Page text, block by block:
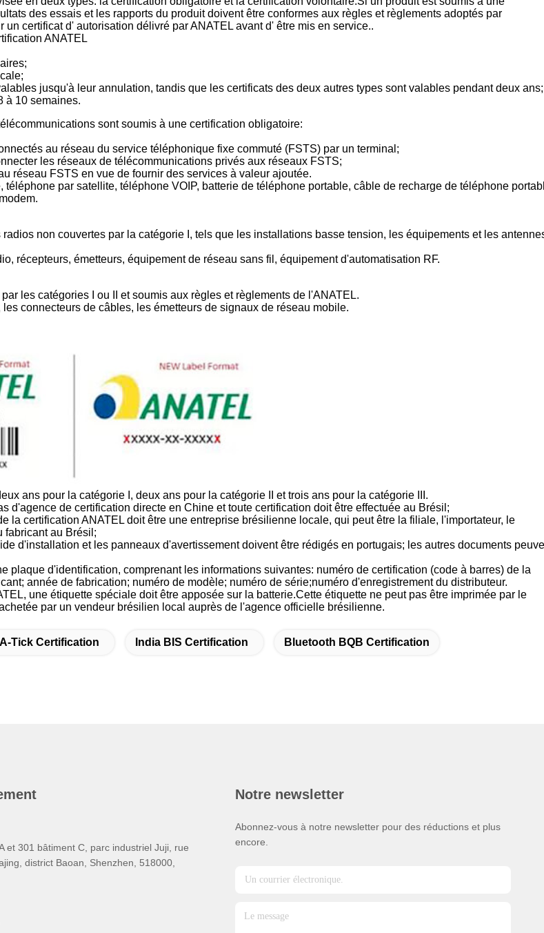
des essais et les rapports du produit doivent être conformes aux règles et règlements adoptés par
un certificat d' autorisation délivré par ANATEL avant d' être mis en service..
ANATEL
jusqu'à leur annulation, tandis que les certificats des deux autres types sont valables pendant deux ans;
à 10 semaines.
sont soumis à une certification obligatoire:
au réseau du service téléphonique fixe commuté (FSTS) par un terminal;
les réseaux de télécommunications privés aux réseaux FSTS;
réseau FSTS en vue de fournir des services à valeur ajoutée.
téléphone par satellite, téléphone VOIP, batterie de téléphone portable, câble de recharge de téléphone
radios non couvertes par la catégorie I, tels que les installations basse tension, les équipements et les
récepteurs, émetteurs, équipement de réseau sans fil, équipement d'automatisation RF.
les catégories I ou II et soumis aux règles et règlements de l'ANATEL.
connecteurs de câbles, les émetteurs de signaux de réseau mobile.
ans pour la catégorie I, deux ans pour la catégorie II et trois ans pour la catégorie III.
d'agence de certification directe en Chine et toute certification doit être effectuée au Brésil;
la certification ANATEL doit être une entreprise brésilienne locale, qui peut être la filiale, l'importateur, le
fabricant au Brésil;
d'installation et les panneaux d'avertissement doivent être rédigés en portugais; les autres documents
plaque d'identification, comprenant les informations suivantes: numéro de certification (code à barres) de la
année de fabrication; numéro de modèle; numéro de série;numéro d'enregistrement du distributeur.
une étiquette spéciale doit être apposée sur la batterie.Cette étiquette ne peut pas être imprimée par le
par un vendeur brésilien local auprès de l'agence officielle brésilienne.
Tick Certification India BIS Certification Bluetooth BQB Certification
et 301 bâtiment C, parc industriel Juji, rue
district Baoan, Shenzhen, 518000,
Notre newsletter
Abonnez-vous à notre newsletter pour des réductions et plus
encore.